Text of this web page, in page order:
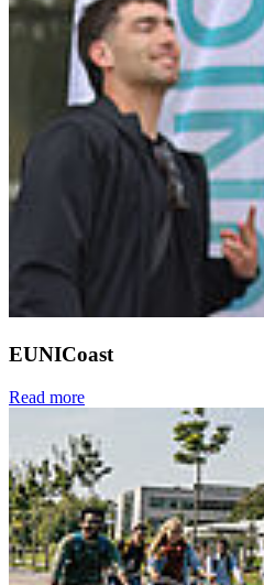
EUNICoast
Read more
Go to slide 1
Go to slide 2
Go to slide 3
Go to slide 4
Go to slide 5
Go to slide 6